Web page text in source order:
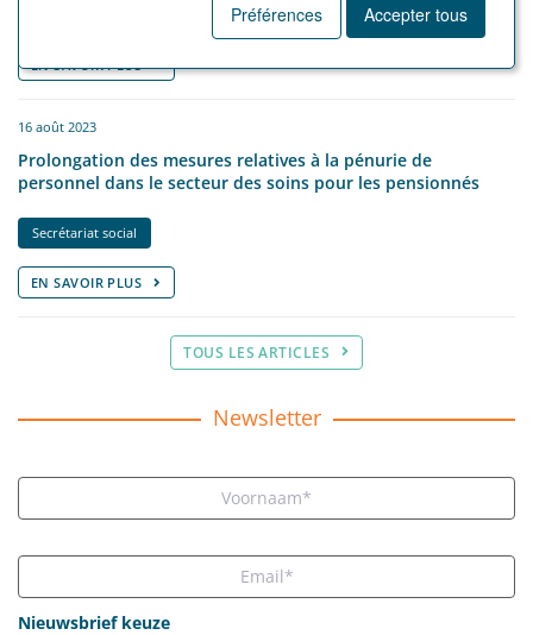
EN SAVOIR PLUS
16 août 2023
Prolongation des mesures relatives à la pénurie de
personnel dans le secteur des soins pour les pensionnés
Secrétariat social
EN SAVOIR PLUS
TOUS LES ARTICLES
Newsletter
Nieuwsbrief keuze
Préférences Accepter tous